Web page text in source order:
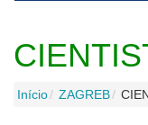
Início ZAGREB